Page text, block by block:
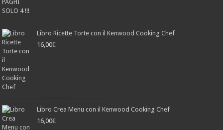
Libro Ricette Torte con il Kenwood Cooking Chef
16,00€
Libro Crea Menu con il Kenwood Cooking Chef
16,00€